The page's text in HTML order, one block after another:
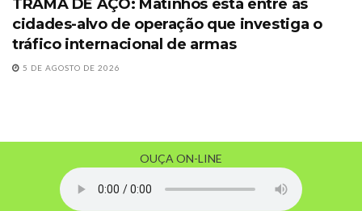
TRAMA DE AÇO: Matinhos está entre as
cidades-alvo de operação que investiga o
tráfico internacional de armas
5 DE AGOSTO DE 2026
OUÇA ON-LINE